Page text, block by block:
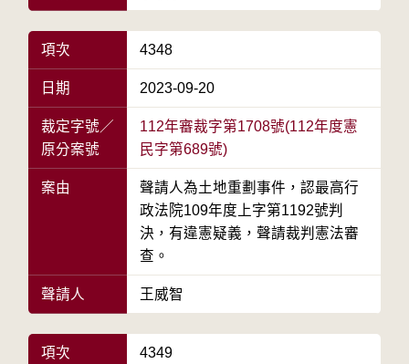
項次 4348
日期 2023-09-20
裁定字號／
原分案號
112年審裁字第1708號(112年度憲
民字第689號)
案由
聲請人為土地重劃事件，認最高行
政法院109年度上字第1192號判
決，有違憲疑義，聲請裁判憲法審
查。
聲請人 王威智
項次 4349